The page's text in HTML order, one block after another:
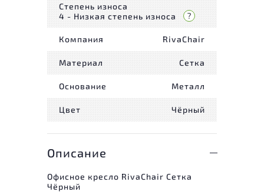
Степень износа
4 - Низкая степень износа
Компания RivaChair
Материал Сетка
Основание Металл
Цвет Чёрный
Описание
Офисное кресло RivaChair Сетка
Чёрный